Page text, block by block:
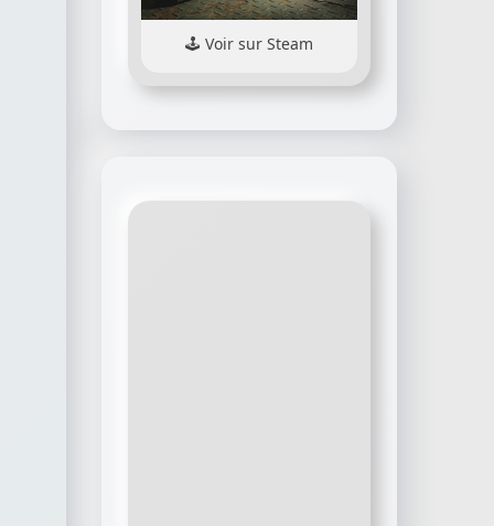
Voir sur Steam